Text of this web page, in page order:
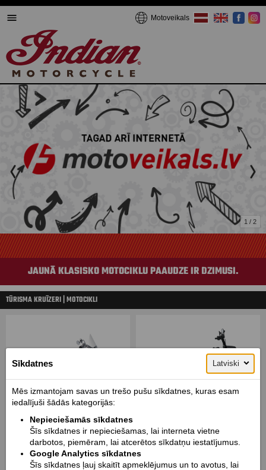
Motoveikals
1 / 2
JAUNĀ KLASISKO MOTOCIKLU PAAUDZE IR DZIMUSI.
TŪRISMA KRUĪZERI | MOTOCIKLI
Springfield
Springfield
Sīkdatnes Latviski
Mēs izmantojam savas un trešo pušu sīkdatnes, kuras esam
iedalījuši šādās kategorijās:
Nepieciešamās sīkdatnes
Šīs sīkdatnes ir nepieciešamas, lai interneta vietne
darbotos, piemēram, lai atcerētos sīkdatņu iestatījumus.
Google Analytics sīkdatnes
Šīs sīkdatnes ļauj skaitīt apmeklējumus un to avotus, lai